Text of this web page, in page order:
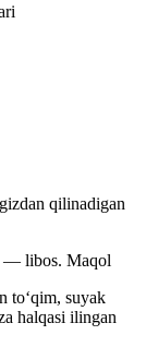
qilinadigan
— libos. Maqol
toʻqim, suyak
halqasi ilingan